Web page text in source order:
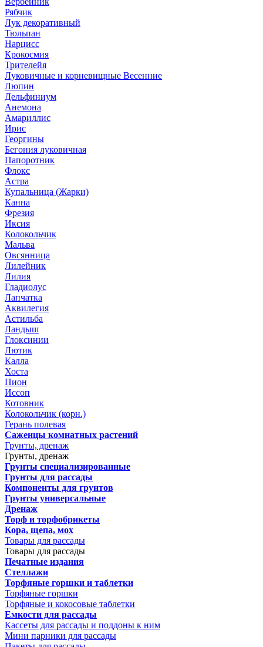
Рябчик
Лук декоративный
Тюльпан
Нарцисс
Крокосмия
Трителейя
Луковичные и корневищные Весенние
Люпин
Дельфиниум
Анемона
Амариллис
Ирис
Георгины
Бегония луковичная
Папоротник
Флокс
Астра
Купальница (Жарки)
Канна
Фрезия
Иксия
Колокольчик
Мальва
Овсянница
Лилейник
Лилия
Гладиолус
Лапчатка
Аквилегия
Астильба
Ландыш
Глоксинии
Лютик
Калла
Хоста
Пион
Иссоп
Котовник
Колокольчик (корн.)
Герань полевая
Саженцы комнатных растений
Грунты, дренаж
Грунты, дренаж
Грунты специализированные
Грунты для рассады
Компоненты для грунтов
Грунты универсальные
Дренаж
Торф и торфобрикеты
Кора, щепа, мох
Товары для рассады
Товары для рассады
Печатные издания
Стеллажи
Торфяные горшки и таблетки
Торфяные горшки
Торфяные и кокосовые таблетки
Емкости для рассады
Кассеты для рассады и поддоны к ним
Мини парники для рассады